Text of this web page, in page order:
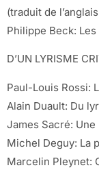
(traduit de
Philippe Beck:
D’UN LYRISME
Paul-Louis Rossi:
Alain Duault: Du
James Sacré:
Michel Deguy: La
Marcelin Pleynet: